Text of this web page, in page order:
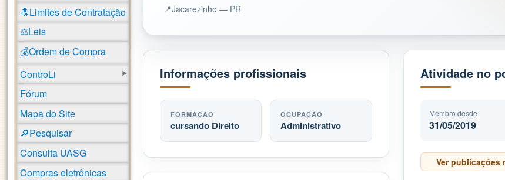
📍Jacarezinho — PR
Informações profissionais
FORMAÇÃO
cursando Direito
OCUPAÇÃO
Administrativo
Atividade no
Membro desde
31/05/2019
Ver publicações
🔝Limites de Contratação
⚖️Leis
💰Ordem de Compra
ControLi
Fórum
Mapa do Site
🔎Pesquisar
Consulta UASG
Compras eletrônicas